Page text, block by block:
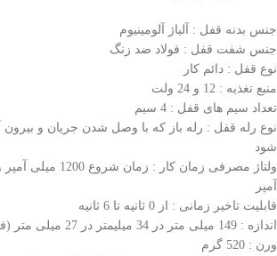
جنس بدنه قفل : آلیاژ آلومینیوم
جنس شفت قفل : فولاد ضد زنگ
نوع قفل : دائم کار
منبع تغذیه : 12 و 24 ولت
تعداد سیم های قفل : 4 سیم
نوع رله قفل : رله باز که با وصل شدن جریان و
شود
آمپر
قابلیت تاخیر زمانی : از 0 ثانیه تا 6 ثانیه
اندازه : 149 میلی متر در 34 میلیمتر در 27 میلی متر (فقط قسمت قفل)
ورن : 520 گرم